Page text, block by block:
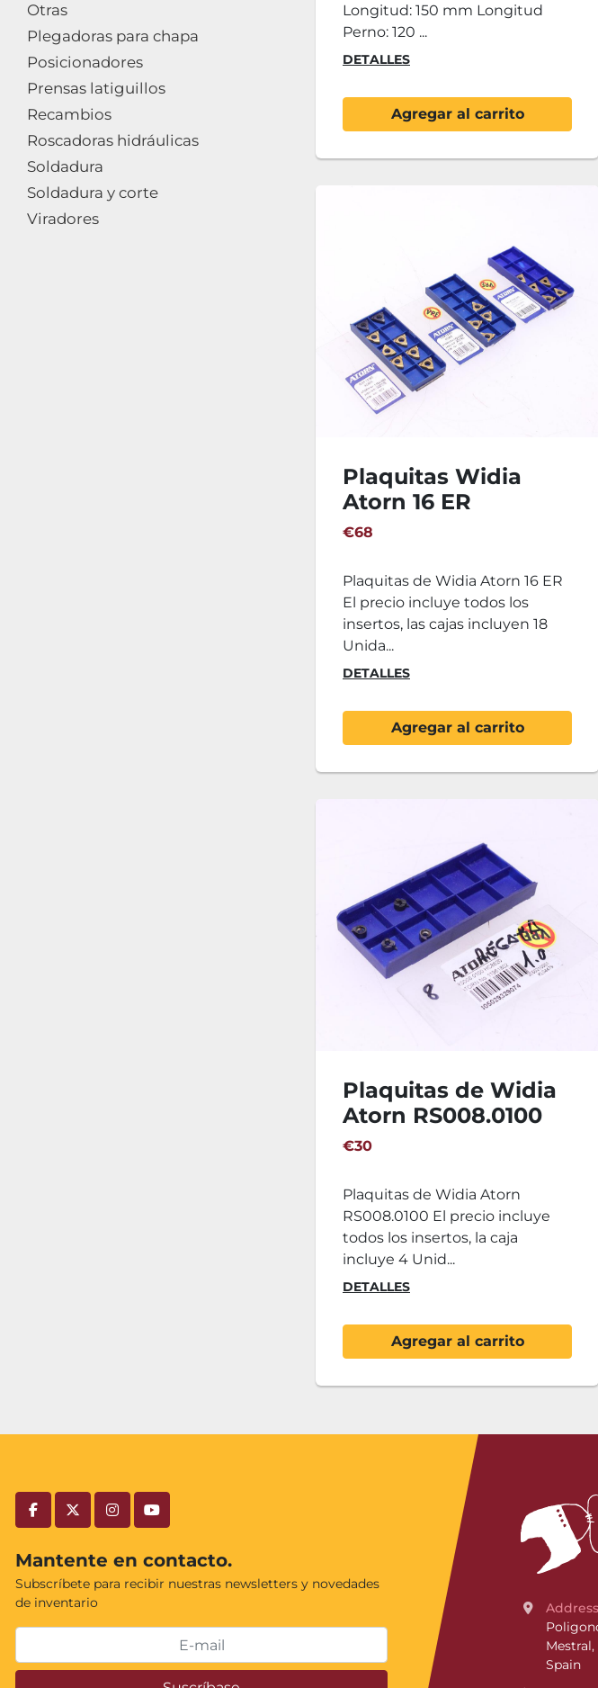
Otras
Plegadoras para chapa
Posicionadores
Prensas latiguillos
Recambios
Roscadoras hidráulicas
Soldadura
Soldadura y corte
Viradores
Longitud: 150 mm Longitud
Perno: 120 ...
DETALLES
Agregar al carrito
Plaquitas Widia
Atorn 16 ER
€68
Plaquitas de Widia Atorn 16 ER
El precio incluye todos los
insertos, las cajas incluyen 18
Unida...
DETALLES
Agregar al carrito
Plaquitas de Widia
Atorn RS008.0100
€30
Plaquitas de Widia Atorn
RS008.0100 El precio incluye
todos los insertos, la caja
incluye 4 Unid...
DETALLES
Agregar al carrito
facebooktwitterinstagramyoutube
Mantente en contacto.
Subscríbete para recibir nuestras newsletters y novedades
de inventario
Address
Spain